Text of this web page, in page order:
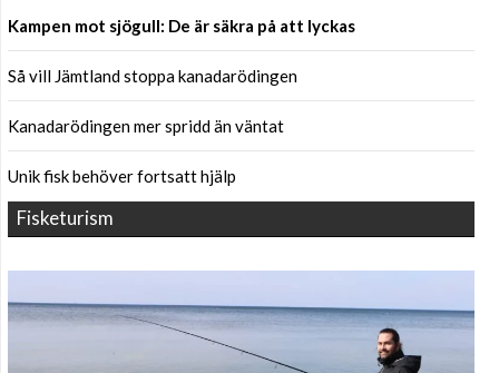
Kampen mot sjögull: De är säkra på att lyckas
Så vill Jämtland stoppa kanadarödingen
Kanadarödingen mer spridd än väntat
Unik fisk behöver fortsatt hjälp
Fisketurism